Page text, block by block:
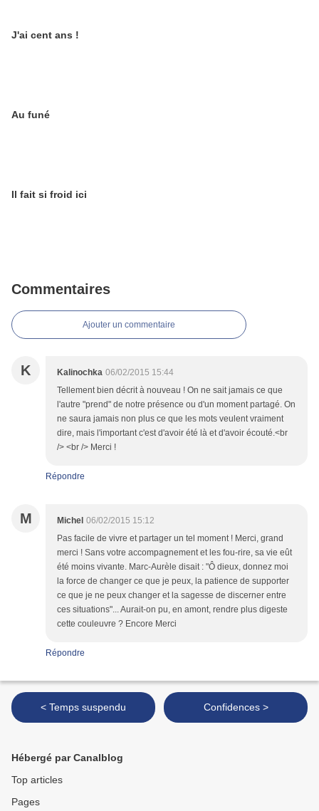
J'ai cent ans !
Au funé
Il fait si froid ici
Commentaires
Ajouter un commentaire
K Kalinochka 06/02/2015 15:44
Tellement bien décrit à nouveau ! On ne sait jamais ce que
l'autre "prend" de notre présence ou d'un moment partagé. On
ne saura jamais non plus ce que les mots veulent vraiment
dire, mais l'important c'est d'avoir été là et d'avoir écouté.<br
/> <br /> Merci !
Répondre
M Michel 06/02/2015 15:12
Pas facile de vivre et partager un tel moment ! Merci, grand
merci ! Sans votre accompagnement et les fou-rire, sa vie eût
été moins vivante. Marc-Aurèle disait : "Ô dieux, donnez moi
la force de changer ce que je peux, la patience de supporter
ce que je ne peux changer et la sagesse de discerner entre
ces situations"... Aurait-on pu, en amont, rendre plus digeste
cette couleuvre ? Encore Merci
Répondre
< Temps suspendu Confidences >
Hébergé par Canalblog
Top articles
Pages